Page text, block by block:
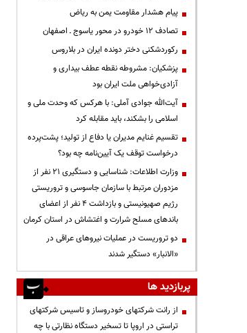
پیام هشدار مقاومت یمن به ریاض
تصادف ۱۲ خودرو در محور یاسوج ـ اصفهان
رکوردشکنی دختر دونده ایران در بلاروس
پزشکیان: مشروطه نقطه عطف بیداری و
آزادی‌خواهی ملت ایران بود
آیت‌الله جوادی آملی: با هرکس که وحدت ملی و
اسلامی را بشکند، باید مقابله کرد
تقسیم غنایم مدیران یا دفاع از تولید؛ پشت‌پرده
درخواست توقف یک آیین‌نامه چه بود؟
وزارت اطلاعات: شناسایی و دستگیری ۲۱ نفر از
مزدوران مرتبط با سازمان جاسوسی و تروریستی
رژیم صهیونیستی و بازداشت ۴ نفر از اعضای
باندهای مسلح شرارت و اغتشاش در استان کرمان
دو تروریست در عملیات نیروهای عراقی در
«الانبار» دستگیر شدند
پربازدید ها
از رانت‌ شرکتهای خودروساز و تاسیس شرکتهای
تراستی در اروپا تا تسخیر دستگاه نظارتی با چه